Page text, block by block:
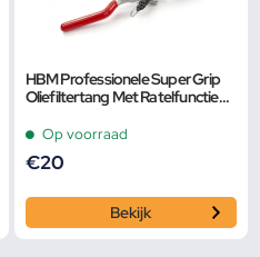
HBM Professionele Super Grip
Oliefiltertang Met Ratelfunctie
Op voorraad
€20
Bekijk